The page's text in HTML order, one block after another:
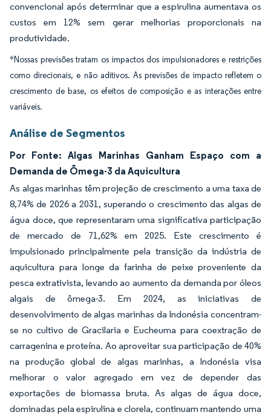
convencional após determinar que a espirulina aumentava os
custos em 12% sem gerar melhorias proporcionais na
produtividade.
*Nossas previsões tratam os impactos dos impulsionadores e restrições
como direcionais, e não aditivos. As previsões de impacto refletem o
crescimento de base, os efeitos de composição e as interações entre
variáveis.
Análise de Segmentos
Por Fonte: Algas Marinhas Ganham Espaço com a
Demanda de Ômega-3 da Aquicultura
As algas marinhas têm projeção de crescimento a uma taxa de
8,74% de 2026 a 2031, superando o crescimento das algas de
água doce, que representaram uma significativa participação
de mercado de 71,62% em 2025. Este crescimento é
impulsionado principalmente pela transição da indústria de
aquicultura para longe da farinha de peixe proveniente da
pesca extrativista, levando ao aumento da demanda por óleos
algais de ômega-3. Em 2024, as iniciativas de
desenvolvimento de algas marinhas da Indonésia concentram-
se no cultivo de Gracilaria e Eucheuma para coextração de
carragenina e proteína. Ao aproveitar sua participação de 40%
na produção global de algas marinhas, a Indonésia visa
melhorar o valor agregado em vez de depender das
exportações de biomassa bruta. As algas de água doce,
dominadas pela espirulina e clorela, continuam mantendo uma